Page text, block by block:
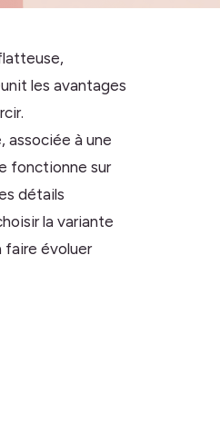
les avantages
associée à une
fonctionne sur
détails
la variante
faire évoluer